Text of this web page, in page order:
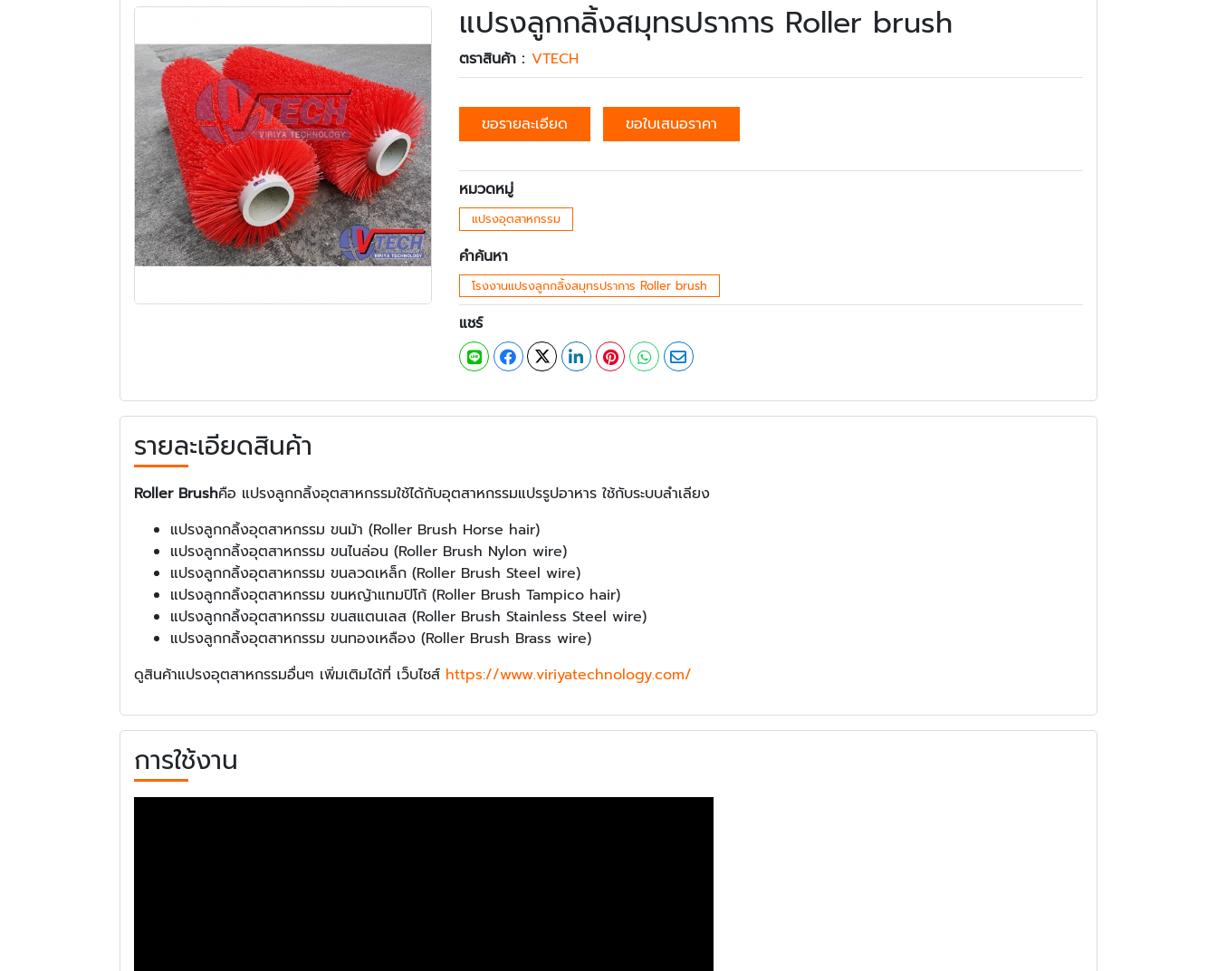
แปรงลูกกลิ้งสมุทรปราการ Roller brush
ตราสินค้า : VTECH
ขอรายละเอียด ขอใบเสนอราคา
หมวดหมู่
แปรงอุตสาหกรรม
คำค้นหา
โรงงานแปรงลูกกลิ้งสมุทรปราการ Roller brush
แชร์
รายละเอียดสินค้า
Roller Brushคือ แปรงลูกกลิ้งอุตสาหกรรมใช้ได้กับอุตสาหกรรมแปรรูปอาหาร ใช้กับระบบลำเลียง
แปรงลูกกลิ้งอุตสาหกรรม ขนม้า (Roller Brush Horse hair)
แปรงลูกกลิ้งอุตสาหกรรม ขนไนล่อน (Roller Brush Nylon wire)
แปรงลูกกลิ้งอุตสาหกรรม ขนลวดเหล็ก (Roller Brush Steel wire)
แปรงลูกกลิ้งอุตสาหกรรม ขนหญ้าแทมปิโก้ (Roller Brush Tampico hair)
แปรงลูกกลิ้งอุตสาหกรรม ขนสแตนเลส (Roller Brush Stainless Steel wire)
แปรงลูกกลิ้งอุตสาหกรรม ขนทองเหลือง (Roller Brush Brass wire)
ดูสินค้าแปรงอุตสาหกรรมอื่นๆ เพิ่มเติมได้ที่ เว็บไซส์ https://www.viriyatechnology.com/
การใช้งาน